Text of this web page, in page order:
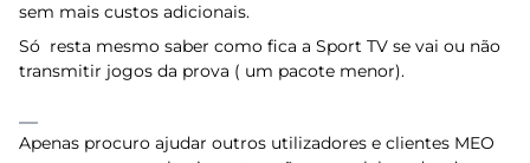
sem mais custos adicionais.
Só resta mesmo saber como fica a Sport TV se vai ou não
transmitir jogos da prova ( um pacote menor).
Apenas procuro ajudar outros utilizadores e clientes MEO